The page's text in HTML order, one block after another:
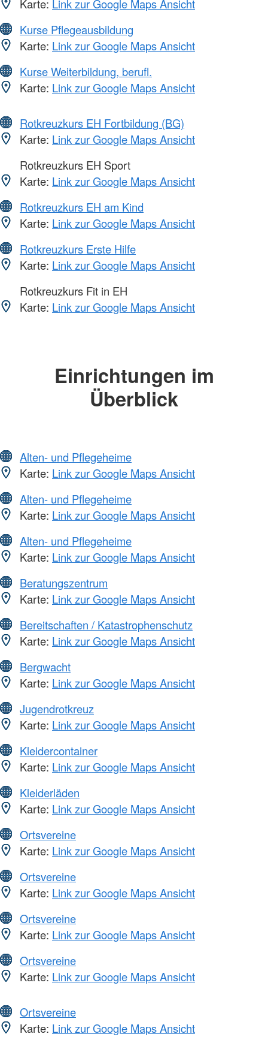
Karte: Link zur Google Maps Ansicht
Kurse Pflegeausbildung
Karte: Link zur Google Maps Ansicht
Kurse Weiterbildung, berufl.
Karte: Link zur Google Maps Ansicht
Rotkreuzkurs EH Fortbildung (BG)
Karte: Link zur Google Maps Ansicht
Rotkreuzkurs EH Sport
Karte: Link zur Google Maps Ansicht
Rotkreuzkurs EH am Kind
Karte: Link zur Google Maps Ansicht
Rotkreuzkurs Erste Hilfe
Karte: Link zur Google Maps Ansicht
Rotkreuzkurs Fit in EH
Karte: Link zur Google Maps Ansicht
Einrichtungen im
Überblick
Alten- und Pflegeheime
Karte: Link zur Google Maps Ansicht
Alten- und Pflegeheime
Karte: Link zur Google Maps Ansicht
Alten- und Pflegeheime
Karte: Link zur Google Maps Ansicht
Beratungszentrum
Karte: Link zur Google Maps Ansicht
Bereitschaften / Katastrophenschutz
Karte: Link zur Google Maps Ansicht
Bergwacht
Karte: Link zur Google Maps Ansicht
Jugendrotkreuz
Karte: Link zur Google Maps Ansicht
Kleidercontainer
Karte: Link zur Google Maps Ansicht
Kleiderläden
Karte: Link zur Google Maps Ansicht
Ortsvereine
Karte: Link zur Google Maps Ansicht
Ortsvereine
Karte: Link zur Google Maps Ansicht
Ortsvereine
Karte: Link zur Google Maps Ansicht
Ortsvereine
Karte: Link zur Google Maps Ansicht
Ortsvereine
Karte: Link zur Google Maps Ansicht